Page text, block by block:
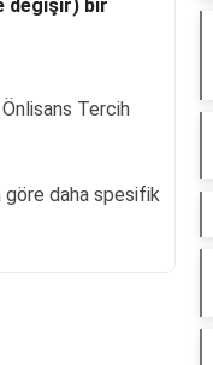
değişir) bir
Tercih
göre daha spesifik